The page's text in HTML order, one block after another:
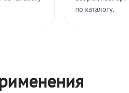
по каталогу.